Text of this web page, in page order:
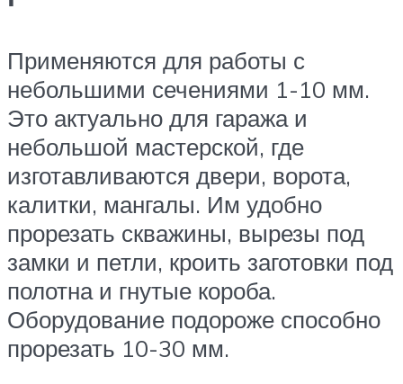
Применяются для работы с
небольшими сечениями 1-10 мм.
Это актуально для гаража и
небольшой мастерской, где
изготавливаются двери, ворота,
калитки, мангалы. Им удобно
прорезать скважины, вырезы под
замки и петли, кроить заготовки под
полотна и гнутые короба.
Оборудование подороже способно
прорезать 10-30 мм.